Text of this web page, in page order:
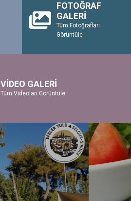
FOTOĞRAF
GALERİ
Tüm Fotoğrafları
Görüntüle
VİDEO GALERİ
Tüm Videoları Görüntüle